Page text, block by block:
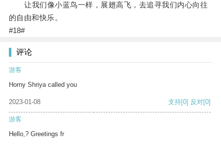
让我们像小蓝鸟一样，展翅高飞，去追寻我们内心向往
的自由和快乐。
#18#
评论
游客
Horny Shriya called you
2023-01-08 支持[0] 反对[0]
游客
Hello,? Greetings fr